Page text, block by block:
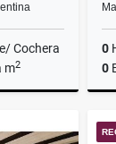
Cochera
m2
0
0